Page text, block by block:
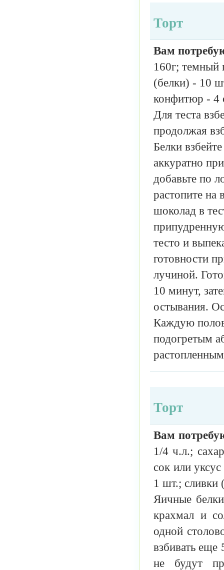
Торт
Вам
160г; темный
(белки) - 10
конфитюр - 4
Для теста
продолжая
Белки
аккуратно
добавьте по
растопите на
шоколад в
тесто и
готовности
лучиной.
10 минут,
остывания.
Каждую
подогретым
Торт
Вам
1/4 ч.л.;
сок или
1 шт.;
Яичные
крахмал и
одной
взбивать еще
не будут